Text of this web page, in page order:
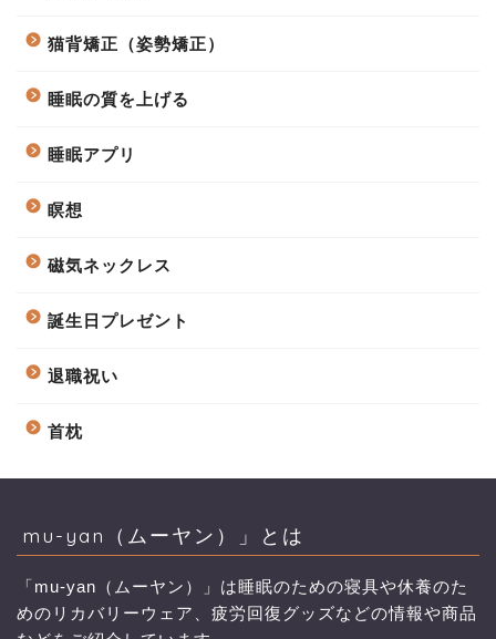
猫背矯正（姿勢矯正）
睡眠の質を上げる
睡眠アプリ
瞑想
磁気ネックレス
誕生日プレゼント
退職祝い
首枕
mu-yan（ムーヤン）」とは
「mu-yan（ムーヤン）」は睡眠のための寝具や休養のた
めのリカバリーウェア、疲労回復グッズなどの情報や商品